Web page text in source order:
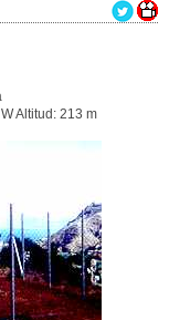
Altitud: 213 m